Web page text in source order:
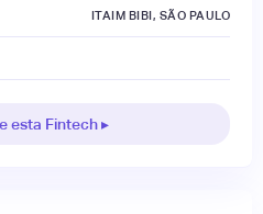
ITAIM BIBI, SÃO PAULO
esta Fintech ▸